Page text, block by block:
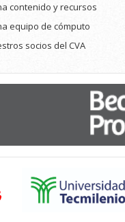
contenido y recursos
equipo de cómputo
socios del CVA